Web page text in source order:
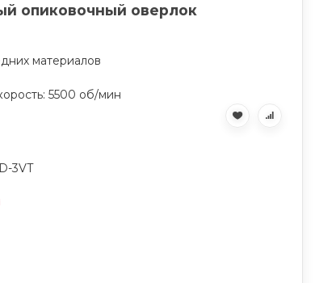
опиковочный оверлок
материалов
5500 об/мин
3VT